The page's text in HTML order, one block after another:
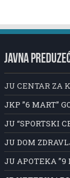
JAVNA
JU CENTAR ZA
JKP ”6 MART”
JU “SPORTSKI
JU DOM
JU APOTEKA ”9